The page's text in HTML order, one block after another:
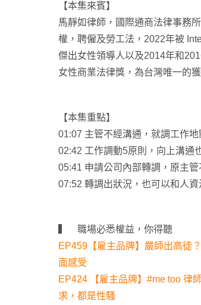
【本集來賓】
馬靜如律師，國際通商法律事務
權，聘僱及勞工法，2022年被
傑出女性領導人以及2014年和
女性商業法律獎，為台灣唯一的獲
【本集重點】
01:07 主管不經溝通，就調工作地
02:42 工作調動5原則，向上溝通
05:41 申請公司內部轉調，原主
07:52 轉調出狀況，也可以和人資
▍ 職場必悉權益，你得聽
EP459【雇主品牌】嚴師出高徒
面感受
EP424 【雇主品牌】#me too 律
求，都是性騷